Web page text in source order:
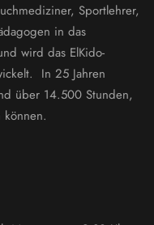
Sportlehrer,
in das
wird das ElKido-
In 25 Jahren
über 14.500 Stunden,
können.